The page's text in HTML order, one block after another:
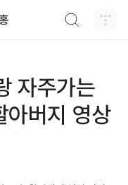
자주가는
아버지 영상